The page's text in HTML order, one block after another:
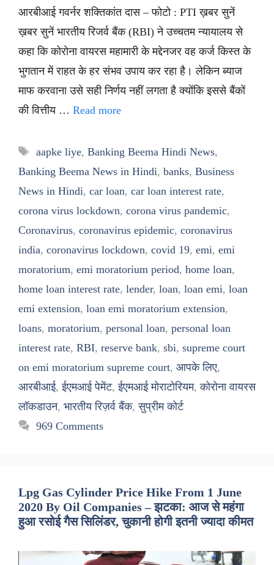
आरबीआई गवर्नर शक्तिकांत दास – फोटो : PTI ख़बर सुनें
ख़बर सुनें भारतीय रिजर्व बैंक (RBI) ने उच्चतम न्यायालय से
कहा कि कोरोना वायरस महामारी के मद्देनजर वह कर्ज किस्त के
भुगतान में राहत के हर संभव उपाय कर रहा है। लेकिन ब्याज
माफ करवाना उसे सही निर्णय नहीं लगता है क्योंकि इससे बैंकों
की वित्तीय … Read more
Tags
aapke liye, Banking Beema Hindi News,
Banking Beema News in Hindi, banks, Business
News in Hindi, car loan, car loan interest rate,
corona virus lockdown, corona virus pandemic,
Coronavirus, coronavirus epidemic, coronavirus
india, coronavirus lockdown, covid 19, emi, emi
moratorium, emi moratorium period, home loan,
home loan interest rate, lender, loan, loan emi, loan
emi extension, loan emi moratorium extension,
loans, moratorium, personal loan, personal loan
interest rate, RBI, reserve bank, sbi, supreme court
on emi moratorium supreme court, आपके लिए,
आरबीआई,ईएमआई पेमेंट,ईएमआई मोराटोरियम,कोरोना वायरस
लॉकडाउन, भारतीय रिज़र्व बैंक,सुप्रीम कोर्ट
969 Comments
Lpg Gas Cylinder Price Hike From 1 June
2020 By Oil Companies – झटका: आज से महंगा
हुआ रसोई गैस सिलिंडर, चुकानी होगी इतनी ज्यादा कीमत